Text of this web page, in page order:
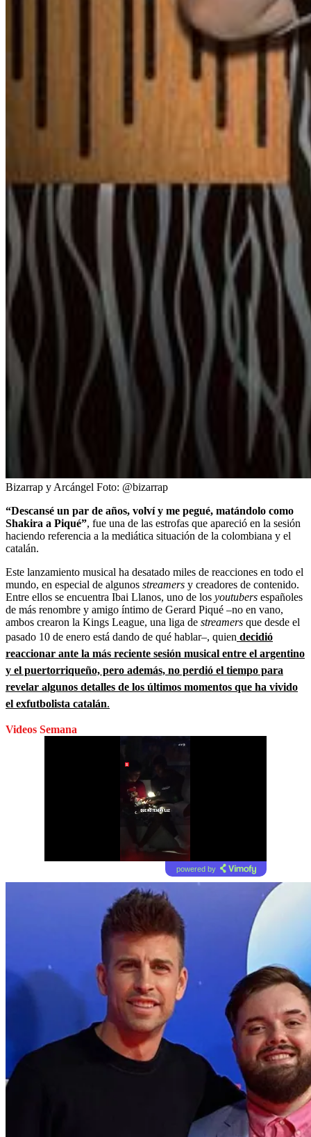
Bizarrap y Arcángel Foto: @bizarrap
“Descansé un par de años, volví y me pegué, matándolo como
Shakira a Piqué”, fue una de las estrofas que apareció en la sesión
haciendo referencia a la mediática situación de la colombiana y el
catalán.
Este lanzamiento musical ha desatado miles de reacciones en todo el
mundo, en especial de algunos streamers y creadores de contenido.
Entre ellos se encuentra Ibai Llanos, uno de los youtubers españoles
de más renombre y amigo íntimo de Gerard Piqué –no en vano,
ambos crearon la Kings League, una liga de streamers que desde el
pasado 10 de enero está dando de qué hablar–, quien decidió
reaccionar ante la más reciente sesión musical entre el argentino
y el puertorriqueño, pero además, no perdió el tiempo para
revelar algunos detalles de los últimos momentos que ha vivido
el exfutbolista catalán.
Videos Semana
powered by